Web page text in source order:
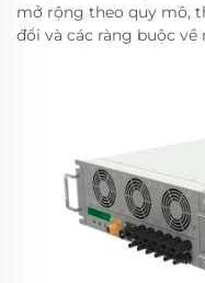
mở rộng theo quy mô,
đổi và các ràng buộc